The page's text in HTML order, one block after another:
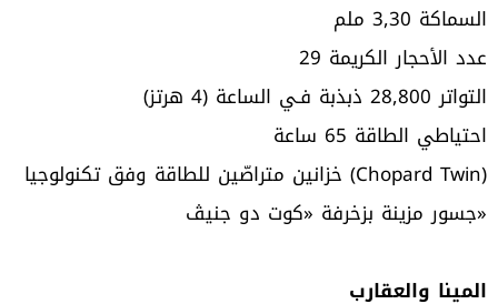
السماكة 3,30 ملم
عدد الأحجار الكريمة 29
التواتر 28,800 ذبذبة فـي الساعة (4 هرتز)
احتياطي الطاقة 65 ساعة
خزانين متراصّين للطاقة وفق تكنولوجيا (Chopard Twin)
جسور مزينة بزخرفة «كوت دو جنيڤ»
المينا والعقارب